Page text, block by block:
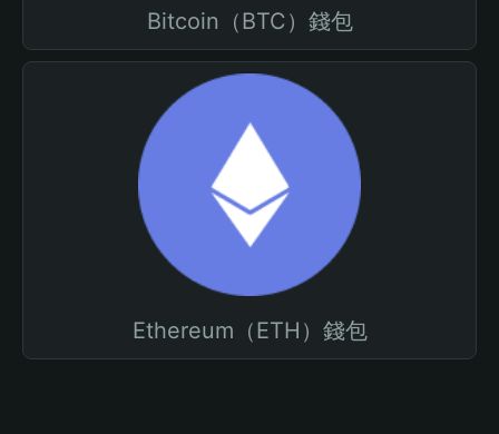
Bitcoin（BTC）錢包
Ethereum（ETH）錢包